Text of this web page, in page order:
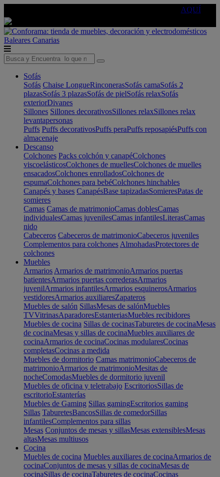
AQUÍ
Baleares Canarias
Sofás
Sofás Chaise LongueRinconerasSofás camaSofás 2
plazasSofás 3 plazasSofás de pielSofás relaxSofás
exteriorDivanes
Sillones Sillones decorativosSillones relaxSillones relax
levantapersonas
Puffs Puffs decorativosPuffs peraPuffs reposapiésPuffs con
almacenaje
Descanso
Colchones Packs colchón y canapéColchones
viscoelásticosColchones de muellesColchones de muelles
ensacadosColchones enrolladosColchones de
espumaColchones para bebéColchones hinchables
Canapés y bases CanapésBase tapizadasSomieresPatas de
somieres
Camas Camas de matrimonioCamas doblesCamas
individualesCamas juvenilesCamas infantilesLiterasCamas
nido
Cabeceros Cabeceros de matrimonioCabeceros juveniles
Complementos para colchones AlmohadasProtectores de
colchones
Muebles
Armarios Armarios de matrimonioArmarios puertas
batientesArmarios puertas correderasArmarios
juvenilArmarios infantilesArmarios esquinerosArmarios
vestidoresArmarios auxiliaresZapateros
Muebles de salón SillasMesas de salónMuebles
TVVitrinasAparadoresEstanteriasMuebles recibidores
Muebles de cocina Sillas de cocinasTaburetes de cocinaMesas
de cocinaMesas y sillas de cocinaMuebles auxiliares de
cocinaArmarios de cocinaCocinas modularesCocinas
completasCocinas a medida
Muebles de dormitorio Camas matrimonioCabeceros de
matrimonioArmarios de matrimonioMesitas de
nocheComodasMuebles de dormitorio juvenil
Muebles de oficina y teletrabajo EscritoriosSillas de
escritorioEstanterías
Muebles de Gaming Sillas gamingEscritorios gaming
Sillas TaburetesBancosSillas de comedorSillas
infantilesComplementos para sillas
Mesas Conjuntos de mesas y sillasMesas extensiblesMesas
altasMesas multiusos
Cocina
Muebles de cocina Muebles auxiliares de cocinaArmarios de
cocinaConjuntos de mesas y sillas de cocinaMesas de
cocinaSillas de cocinaTaburetes de cocinaCocinas